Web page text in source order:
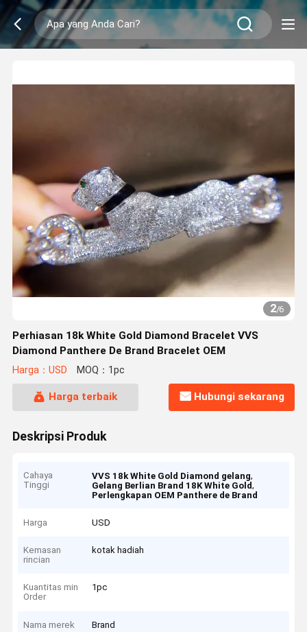
2/6
Perhiasan 18k White Gold Diamond Bracelet VVS
Diamond Panthere De Brand Bracelet OEM
Harga：USD MOQ：1pc
Harga terbaik Hubungi sekarang
Deskripsi Produk
Cahaya
Tinggi
VVS 18k White Gold Diamond gelang,
Gelang Berlian Brand 18K White Gold,
Perlengkapan OEM Panthere de Brand
Harga USD
Kemasan
rincian
kotak hadiah
Kuantitas min
Order
1pc
Nama merek Brand